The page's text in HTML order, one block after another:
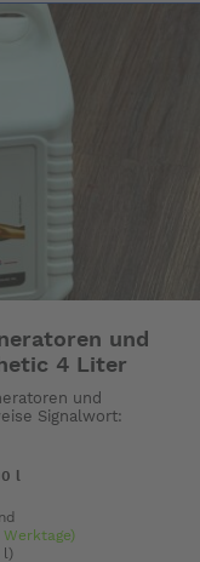
und
4 Liter
und
Signalwort:
l
l)